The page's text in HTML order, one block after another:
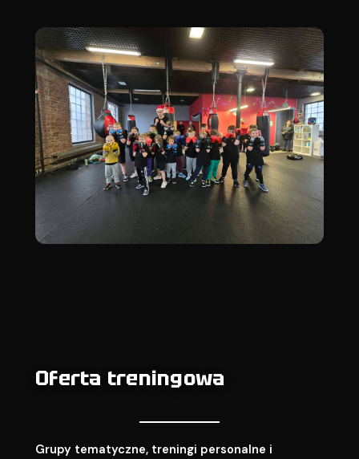
Oferta treningowa
Grupy tematyczne, treningi personalne i